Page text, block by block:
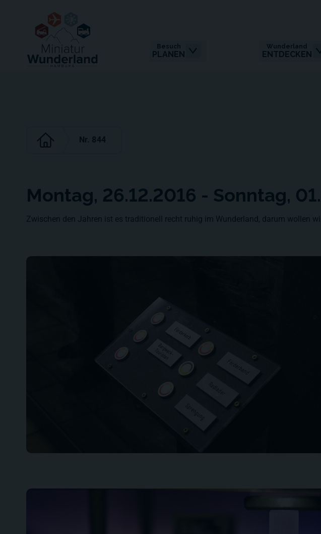
Besuch
PLANEN
Wunderland
ENTDECKEN
Nr. 844
Montag, 26.12.2016 - Sonntag,
Zwischen den Jahren ist es traditionell recht ruhig im Wunderland, darum wollen